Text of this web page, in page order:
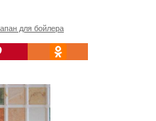
для бойлера